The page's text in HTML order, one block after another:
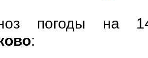
погоды
: